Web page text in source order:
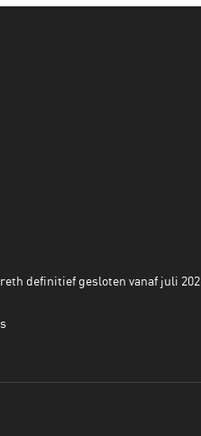
definitief gesloten vanaf juli